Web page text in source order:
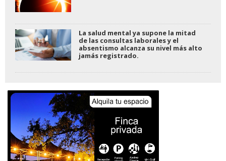
La salud mental ya supone la mitad
de las consultas laborales y el
absentismo alcanza su nivel más alto
jamás registrado.